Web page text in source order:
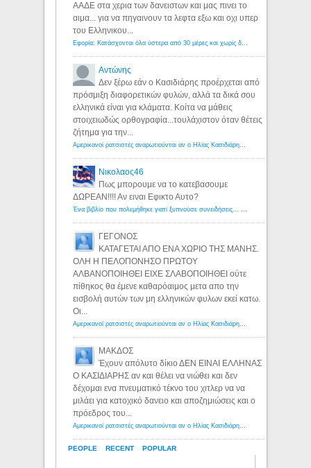
PEOPLE RECENT POPULAR
ΑΑΔΕ στα χερια των δανειστων και μας πινει το
αιμα... για να πηγαινουν τα λεφτα εξω και οχι υπερ
του Ελληνικου...
Εφορία: Κατάσχονται όλα ύστερα από 30 μέρες και χωρίς δικαστικές αποφάσεις - Λόγιος Ερμής
Αντώνης
Δεν ξέρω εάν ο Κασιδιάρης προέρχεται από
πρόσμιξη διαφορετικών φυλών, αλλά τα δικά σου
ελληνικά είναι για κλάματα. Κοίτα να μάθεις
στοιχειωδώς ορθογραφία...τουλάχιστον όταν θέτεις
ζήτημα για την...
Αμερικανοί ρατσιστές αναρωτιούνται αν ο Ηλίας Κασιδιάρης ανήκει στη λευκή φυλή... - Λόγιος Ερμής
Νικολαος46
Πως μπορουμε να το κατεβασουμε
ΔΩΡΕΑΝ!!!! Αν ειναι Εφικτο Αυτο?
Ένα βιβλίο που πολεμήθηκε γιατί ξυπνούσε συνειδήσεις... - Λόγιος Ερμής | Η γνώση ξεκινάει με την αναζήτηση...
ΓΕΓΟΝΟΣ
ΚΑΤΑΓΕΤΑΙ ΑΠΟ ΕΝΑ ΧΩΡΙΟ ΤΗΣ ΜΑΝΗΣ.
ΟΛΗ Η ΠΕΛΟΠΟΝΗΣΟ ΠΡΩΤΟΥ
ΑΛΒΑΝΟΠΟΙΗΘΕΙ ΕΙΧΕ ΣΛΑΒΟΠΟΙΗΘΕΙ ούτε
πίθηκος θα έμενε καθαρόαιμος μετα απο την
εισβολή αυτών των μη ελληνικών φυλων εκεί κατω.
Οι...
Αμερικανοί ρατσιστές αναρωτιούνται αν ο Ηλίας Κασιδιάρης ανήκει στη λευκή φυλή... - Λόγιος Ερμής
ΜΑΚΔΟΣ
Έχουν απόλυτο δίκιο ΔΕΝ ΕΙΝΑΙ ΕΛΛΗΝΑΣ
Ο ΚΑΣΙΔΙΑΡΗΣ αν και θέλει να νιώθει και δεν
δέχομαι ενα πνευματικό τέκνο του χιτλερ να να
μιλάει για κατοχικό δανειο και αποζημιώσεις και ο
πρόεδρος του...
Αμερικανοί ρατσιστές αναρωτιούνται αν ο Ηλίας Κασιδιάρης ανήκει στη λευκή φυλή... - Λόγιος Ερμής